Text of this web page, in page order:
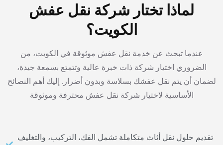
لماذا تختار شركة نقل عفش
الكويت؟
عندما تبحث عن خدمة نقل عفش موثوقة في الكويت، من
الضروري اختيار شركة ذات خبرة عالية وتتمتع بسمعة جيدة،
لضمان أن يتم نقل عفشك بسلاسة وبدون أضرار. إليك أهم النصائح
الأساسية لاختيار شركة نقل عفش محترفة وموثوقة
تقديم حلول نقل أثاث متكاملة تشمل الفك، التركيب، والتغليف